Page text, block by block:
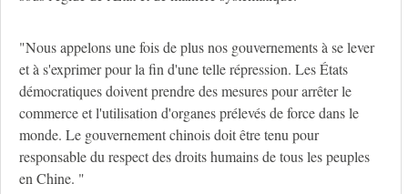
"Nous appelons une fois de plus nos gouvernements à se lever
et à s'exprimer pour la fin d'une telle répression. Les États
démocratiques doivent prendre des mesures pour arrêter le
commerce et l'utilisation d'organes prélevés de force dans le
monde. Le gouvernement chinois doit être tenu pour
responsable du respect des droits humains de tous les peuples
en Chine. "